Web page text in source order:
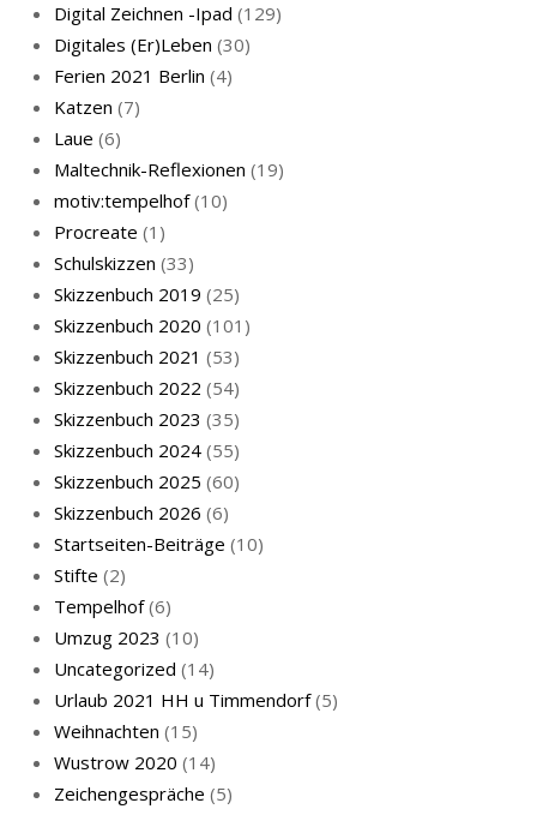
Live-Cat
Katze sturmerprobt
Digital Zeichnen -Ipad (129)
Digitales (Er)Leben (30)
Ferien 2021 Berlin (4)
Katzen (7)
Laue (6)
Maltechnik-Reflexionen (19)
motiv:tempelhof(10)
Procreate (1)
Schulskizzen (33)
Skizzenbuch 2019 (25)
Skizzenbuch 2020 (101)
Skizzenbuch 2021 (53)
Skizzenbuch 2022 (54)
Skizzenbuch 2023 (35)
Skizzenbuch 2024 (55)
Skizzenbuch 2025 (60)
Skizzenbuch 2026 (6)
Startseiten-Beiträge (10)
Stifte (2)
Tempelhof(6)
Umzug 2023 (10)
Uncategorized (14)
Urlaub 2021 HH u Timmendorf(5)
Weihnachten (15)
Wustrow 2020 (14)
Zeichengespräche (5)